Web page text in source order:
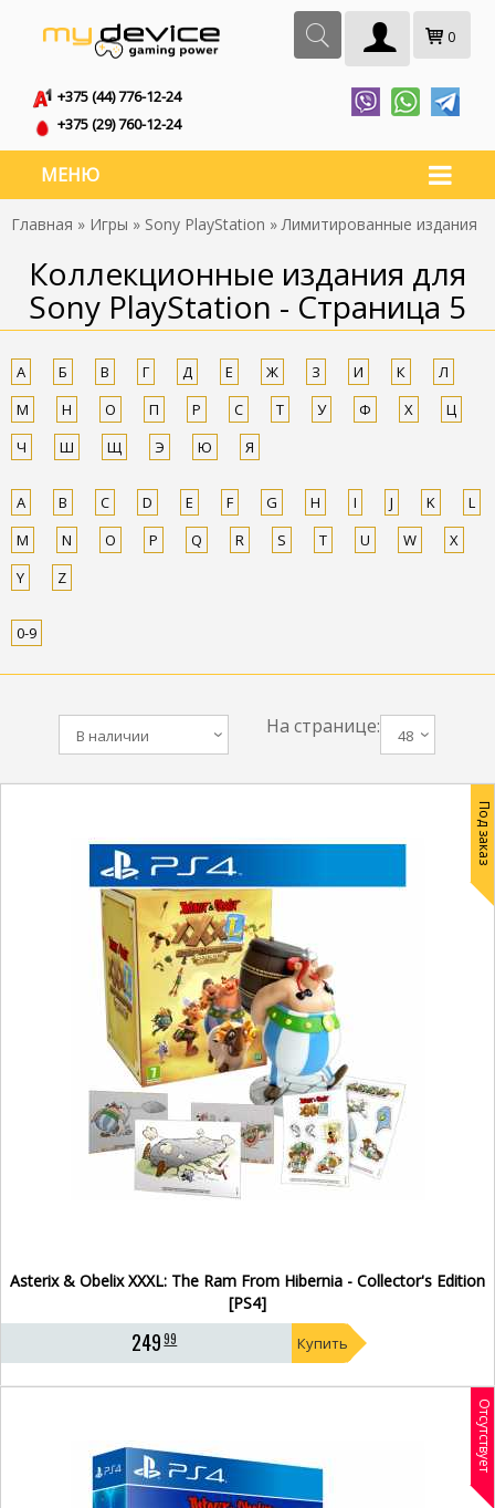
0
+375 (44) 776-12-24
+375 (29) 760-12-24
МЕНЮ
Главная » Игры » Sony PlayStation » Лимитированные издания
Коллекционные издания для
Sony PlayStation - Страница 5
А Б В Г Д Е Ж З И К
Л
М
Н О П Р С Т У Ф Х
Ц
Ч
Ш Щ Э Ю Я
A B C D E F G H I J K
L
M
N O P Q R S T U W
X
Y
Z
0-9
На странице: 48
В наличии
Под заказ
Asterix & Obelix XXXL: The Ram From Hibernia - Collector's Edition
[PS4]
24999 Купить
Отсутствует